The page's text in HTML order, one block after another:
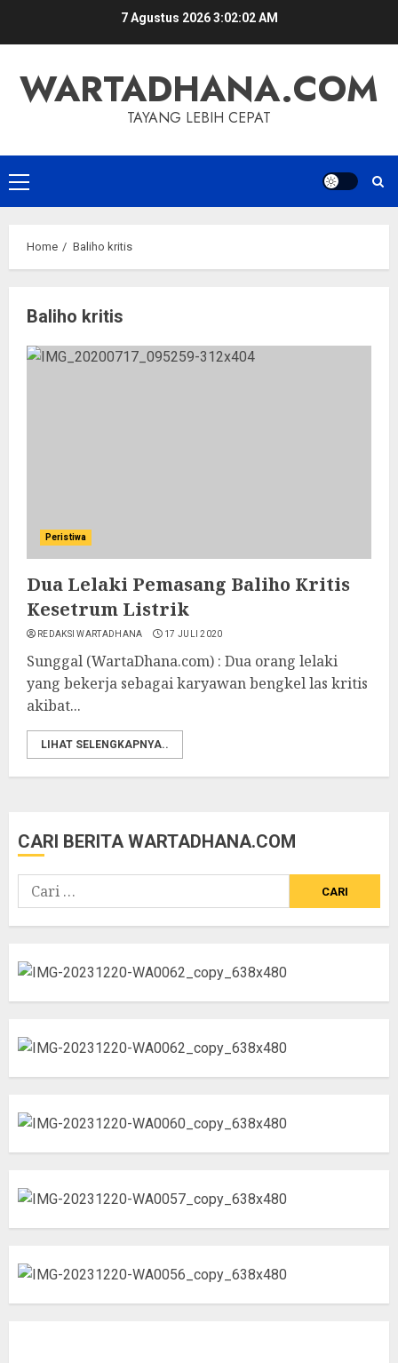
7 Agustus 20263:02:02 AM
WARTADHANA.COM
TAYANG LEBIH CEPAT
Primary
Menu
Home Baliho kritis
Baliho kritis
Peristiwa
Dua Lelaki Pemasang Baliho Kritis
Kesetrum Listrik
REDAKSI WARTADHANA 17 JULI 2020
Sunggal (WartaDhana.com) : Dua orang lelaki
yang bekerja sebagai karyawan bengkel las kritis
akibat...
LIHAT SELENGKAPNYA..
CARI BERITA WARTADHANA.COM
Cari
untuk: